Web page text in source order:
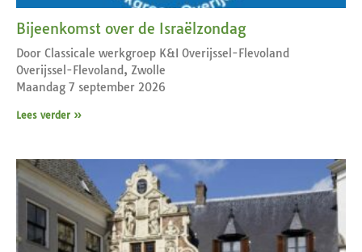
Bijeenkomst over de Israëlzondag
Door Classicale werkgroep K&I Overijssel-Flevoland
Overijssel-Flevoland, Zwolle
Maandag 7 september 2026
Lees verder »